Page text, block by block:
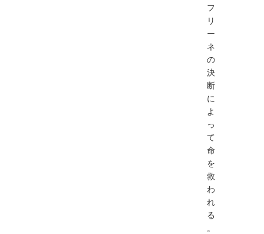
フ
リ
ー
ネ
の
決
断
に
よ
っ
て
命
を
救
わ
れ
る
。